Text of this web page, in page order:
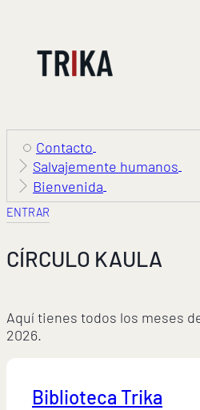
Contacto
Salvajemente humanos
Bienvenida
ENTRAR
CÍRCULO KAULA
Aquí tienes todos los meses
2026.
Biblioteca Trika